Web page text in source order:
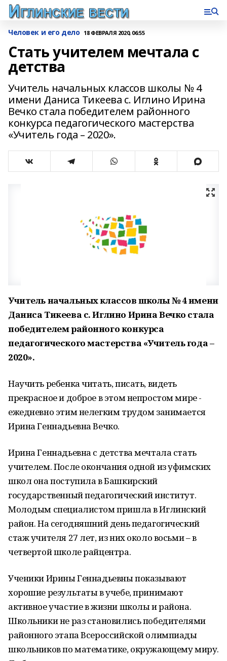
Человек и его дело 18 ФЕВРАЛЯ 2020, 06:55
Стать учителем мечтала с
детства
Учитель начальных классов школы № 4
имени Даниса Тикеева с. Иглино Ирина
Вечко стала победителем районного
конкурса педагогического мастерства
«Учитель года – 2020».
Учитель начальных классов школы № 4 имени
Даниса Тикеева с. Иглино Ирина Вечко стала
победителем районного конкурса
педагогического мастерства «Учитель года –
2020».
Научить ребенка читать, писать, видеть
прекрасное и доброе в этом непростом мире -
ежедневно этим нелегким трудом занимается
Ирина Геннадьевна Вечко.
Ирина Геннадьевна с детства мечтала стать
учителем. После окончания одной из уфимских
школ она поступила в Башкирский
государственный педагогический институт.
Молодым специалистом пришла в Иглинский
район. На сегодняшний день педагогический
стаж учителя 27 лет, из них около восьми – в
четвертой школе райцентра.
Ученики Ирины Геннадьевны показывают
хорошие результаты в учебе, принимают
активное участие в жизни школы и района.
Школьники не раз становились победителями
районного этапа Всероссийской олимпиады
школьников по математике, окружающему миру.